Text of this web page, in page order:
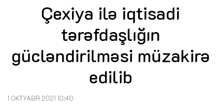
Çexiya ilə iqtisadi
tərəfdaşlığın
gücləndirilməsi müzakirə
edilib
1 OKTYABR 2021 10:40